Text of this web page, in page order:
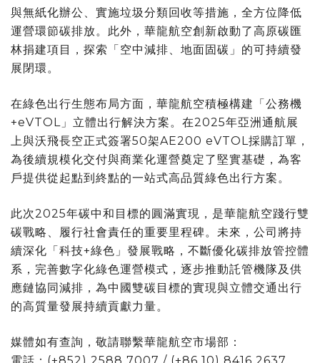
與無紙化辦公、實施垃圾分類回收等措施，全方位降低
運營環節碳排放。此外，華龍航空創新啟動了高原碳匯
林捐建項目，探索「空中減排、地面固碳」的可持續發
展閉環。
在綠色出行生態布局方面，華龍航空積極構建「公務機
+eVTOL」立體出行解決方案。在2025年亞洲通航展
上與沃飛長空正式簽署50架AE200 eVTOL採購訂單，
為後續規模化交付與商業化運營奠定了堅實基礎，為客
戶提供從起點到終點的一站式高品質綠色出行方案。
此次2025年碳中和目標的圓滿實現，是華龍航空踐行雙
碳戰略、履行社會責任的重要里程碑。未來，公司將持
續深化「科技+綠色」發展戰略，不斷優化碳排放管控體
系，完善數字化綠色運營模式，逐步推動託管機隊及供
應鏈協同減排，為中國雙碳目標的實現與立體交通出行
的高質量發展持續貢獻力量。
媒體如有查詢，敬請聯繫華龍航空市場部：
電話：(+852) 2588 7007 / (+86 10) 8416 2637